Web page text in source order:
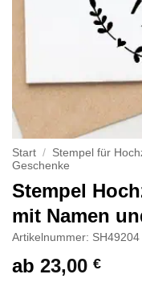
Start / Stempel für
Geschenke
Stempel
mit Namen
Artikelnummer: SH49204
ab 23,00 €